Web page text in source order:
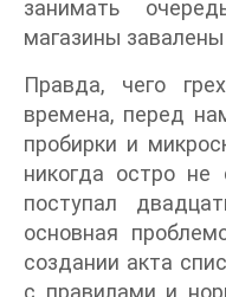
занимать
магазины
Правда, чего
времена, перед
пробирки и
никогда остро не
поступал
основная
создании акта
с правилами и